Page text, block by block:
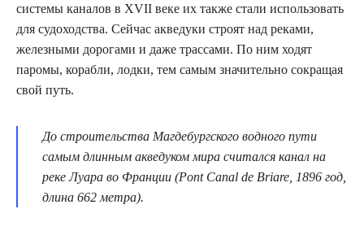
системы каналов в XVII веке их также стали использовать
для судоходства. Сейчас акведуки строят над реками,
железными дорогами и даже трассами. По ним ходят
паромы, корабли, лодки, тем самым значительно сокращая
свой путь.
До строительства Магдебургского водного пути
самым длинным акведуком мира считался канал на
реке Луара во Франции (Pont Canal de Briare, 1896 год,
длина 662 метра).